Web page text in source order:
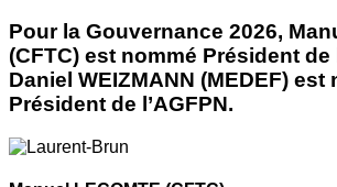
Pour la Gouvernance 2026,
(CFTC) est nommé Président de
Daniel WEIZMANN (MEDEF) est
Président de l’AGFPN.